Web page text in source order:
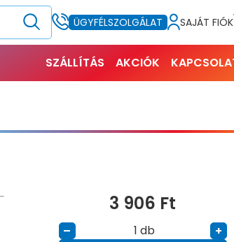
ÜGYFÉLSZOLGÁLAT SAJÁT FIÓK
SZÁLLÍTÁS AKCIÓK
3 906 Ft
– db
+